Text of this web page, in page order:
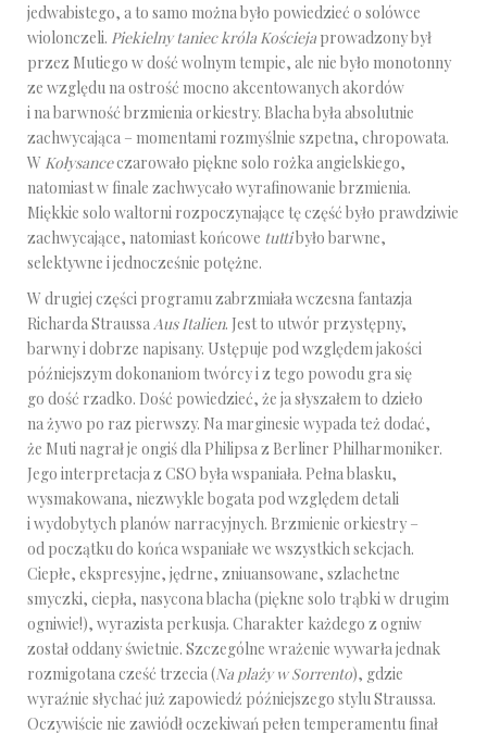
jedwabistego, a to samo można było powiedzieć o solówce
wiolonczeli. Piekielny taniec króla Kościeja prowadzony był
przez Mutiego w dość wolnym tempie, ale nie było monotonny
ze względu na ostrość mocno akcentowanych akordów
i na barwność brzmienia orkiestry. Blacha była absolutnie
zachwycająca – momentami rozmyślnie szpetna, chropowata.
W Kołysanceczarowało piękne solo rożka angielskiego,
natomiast w finale zachwycało wyrafinowanie brzmienia.
Miękkie solo waltorni rozpoczynające tę część było prawdziwie
zachwycające, natomiast końcowe tuttibyło barwne,
selektywne i jednocześnie potężne.
W drugiej części programu zabrzmiała wczesna fantazja
Richarda StraussaAus Italien. Jest to utwór przystępny,
barwny i dobrze napisany. Ustępuje pod względem jakości
późniejszym dokonaniom twórcy i z tego powodu gra się
go dość rzadko. Dość powiedzieć, że ja słyszałem to dzieło
na żywo po raz pierwszy. Na marginesie wypada też dodać,
że Muti nagrał je ongiś dla Philipsa z Berliner Philharmoniker.
Jego interpretacja z CSO była wspaniała. Pełna blasku,
wysmakowana, niezwykle bogata pod względem detali
i wydobytych planów narracyjnych. Brzmienie orkiestry –
od początku do końca wspaniałe we wszystkich sekcjach.
Ciepłe, ekspresyjne, jędrne, zniuansowane, szlachetne
smyczki, ciepła, nasycona blacha (piękne solo trąbki w drugim
ogniwie!), wyrazista perkusja. Charakter każdego z ogniw
został oddany świetnie. Szczególne wrażenie wywarła jednak
rozmigotana cześć trzecia (Na plaży w Sorrento), gdzie
wyraźnie słychać już zapowiedź późniejszego stylu Straussa.
Oczywiście nie zawiódł oczekiwań pełen temperamentu finał